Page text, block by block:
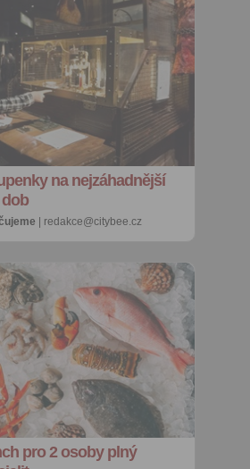
na nejzáhadnější
dob
| redakce@citybee.cz
pro 2 osoby plný